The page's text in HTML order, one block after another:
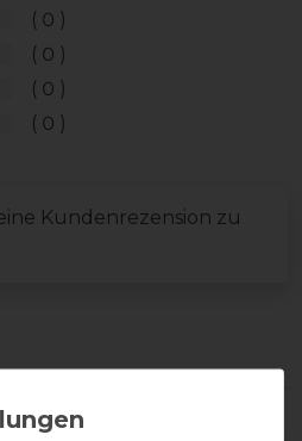
0
0
0
0
Kundenrezension zu